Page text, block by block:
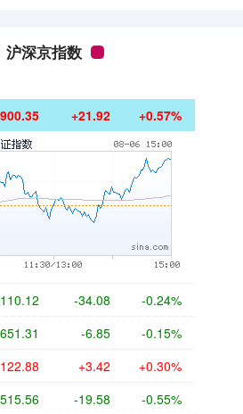
沪深京指数
+21.92 +0.57%
-34.08 -0.24%
-6.85 -0.15%
+3.42 +0.30%
-19.58 -0.55%